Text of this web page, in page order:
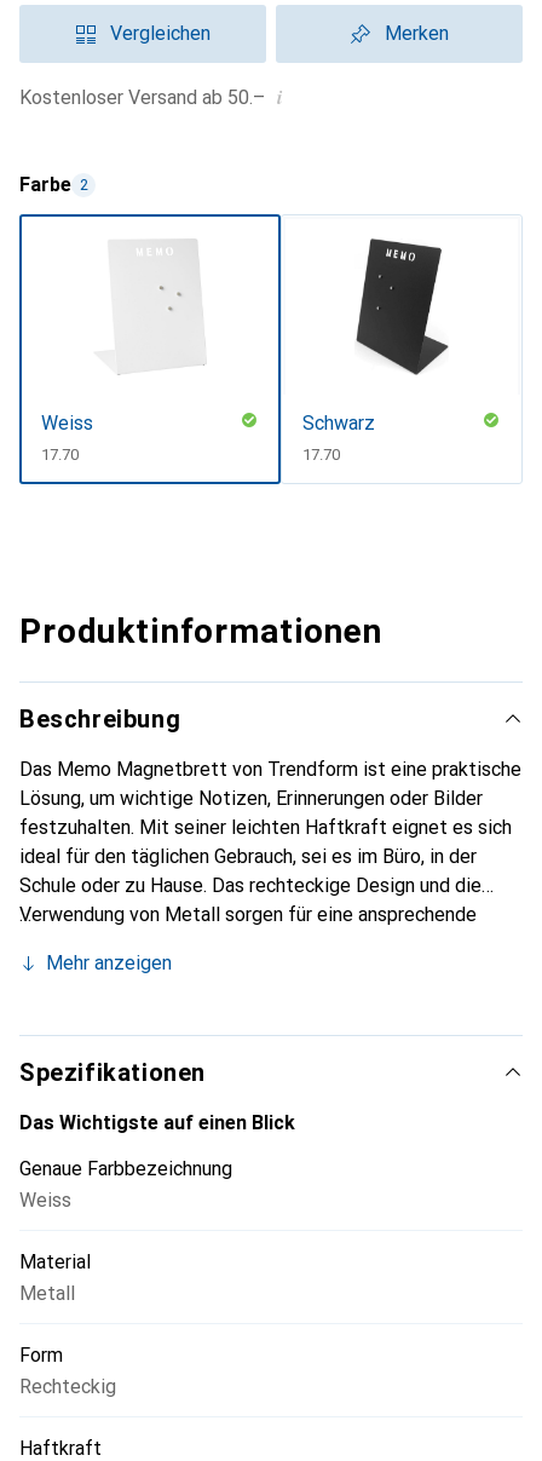
Vergleichen Merken
Kostenloser Versand ab 50.– i
Farbe 2
Weiss
CHF
17.70
Schwarz
CHF
17.70
Produktinformationen
Beschreibung
Das Memo Magnetbrett von Trendform ist eine praktische
Lösung, um wichtige Notizen, Erinnerungen oder Bilder
festzuhalten. Mit seiner leichten Haftkraft eignet es sich
ideal für den täglichen Gebrauch, sei es im Büro, in der
Schule oder zu Hause. Das rechteckige Design und die
Verwendung von Metall sorgen für eine ansprechende
handhaben und ermöglicht eine flexible Anordnung von
Stück geliefert und ist somit eine ideale Ergänzung für
jeden Arbeitsplatz oder Wohnraum. Die Belastbarkeit von
bis zu 0,55 kg gewährleistet, dass auch mehrere Notizen
oder kleine Gegenstände sicher befestigt werden können.
auch ein stilvolles Accessoire, das Ordnung und
Übersichtlichkeit fördert.
Mehr anzeigen
Spezifikationen
Das Wichtigste auf einen Blick
Genaue Farbbezeichnung
Weiss
Material
Metall
Form
Rechteckig
Haftkraft